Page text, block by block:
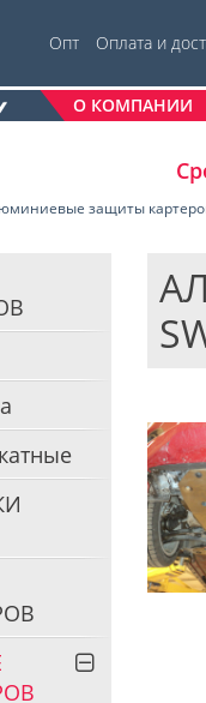
Опт Оплата и
О КОМПАНИИ
защиты